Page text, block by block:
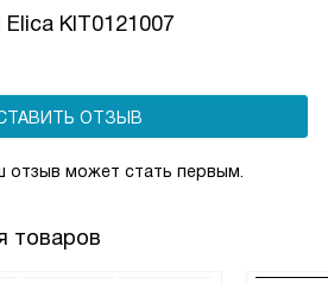
KIT0121007
ОТЗЫВ
отзыв может стать первым.
товаров